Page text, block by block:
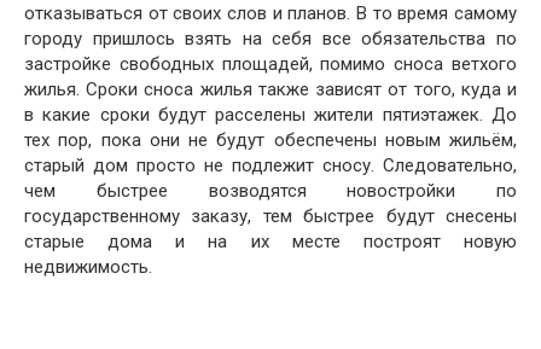
отказываться от своих слов и планов. В то время самому
городу пришлось взять на себя все обязательства по
застройке свободных площадей, помимо сноса ветхого
жилья. Сроки сноса жилья также зависят от того, куда и
в какие сроки будут расселены жители пятиэтажек. До
тех пор, пока они не будут обеспечены новым жильём,
старый дом просто не подлежит сносу. Следовательно,
чем быстрее возводятся новостройки по
государственному заказу, тем быстрее будут снесены
старые дома и на их месте построят новую
недвижимость.